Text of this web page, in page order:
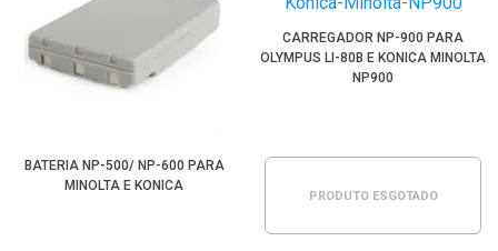
BATERIA NP-500/ NP-600 PARA
MINOLTA E KONICA
CARREGADOR NP-900 PARA
OLYMPUS LI-80B E KONICA MINOLTA
NP900
PRODUTO ESGOTADO